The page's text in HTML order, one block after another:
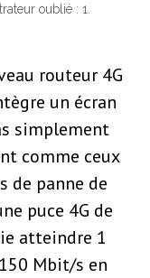
oublié : 1.
routeur 4G
un écran
simplement
comme ceux
de panne de
puce 4G de
atteindre 1
Mbit/s en